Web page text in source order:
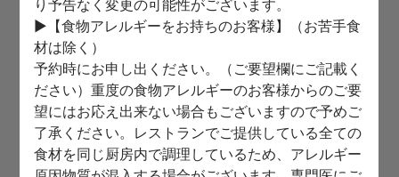
Pickup time
Sat Aug 8
Select a time
Find availability
り予告なく変更の可能性がございます。
▶【食物アレルギーをお持ちのお客様】（お苦手食
材は除く）
予約時にお申し出ください。（ご要望欄にご記載く
ださい）重度の食物アレルギーのお客様からのご要
望にはお応え出来ない場合もございますので予めご
了承ください。レストランでご提供している全ての
食材を同じ厨房内で調理しているため、アレルギー